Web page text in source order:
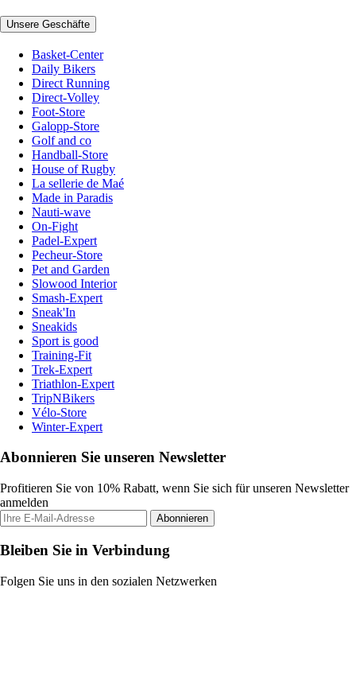
Unsere Geschäfte
Basket-Center
Daily Bikers
Direct Running
Direct-Volley
Foot-Store
Galopp-Store
Golf and co
Handball-Store
House of Rugby
La sellerie de Maé
Made in Paradis
Nauti-wave
On-Fight
Padel-Expert
Pecheur-Store
Pet and Garden
Slowood Interior
Smash-Expert
Sneak'In
Sneakids
Sport is good
Training-Fit
Trek-Expert
Triathlon-Expert
TripNBikers
Vélo-Store
Winter-Expert
Abonnieren Sie unseren Newsletter
Profitieren Sie von 10% Rabatt, wenn Sie sich für unseren Newsletter
anmelden
Abonnieren
Bleiben Sie in Verbindung
Folgen Sie uns in den sozialen Netzwerken